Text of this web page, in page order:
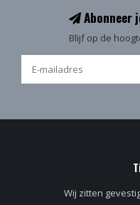
Abonneer
Blijf op de
Wij zitten